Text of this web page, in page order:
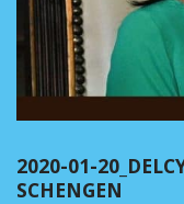
2020-01-
SCHENGEN